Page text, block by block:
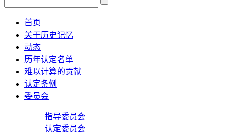
首页
关于历史记忆
动态
历年认定名单
难以计算的贡献
认定条例
委员会
指导委员会
认定委员会